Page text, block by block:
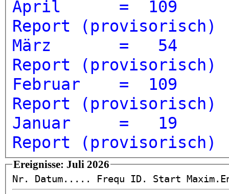
April =
Report (provisorisch)
März =
Report (provisorisch)
Februar =
Report (provisorisch)
Januar =
Report (provisorisch)
Ereignisse: Juli 2026
Nr. Datum..... Frequ ID. Start